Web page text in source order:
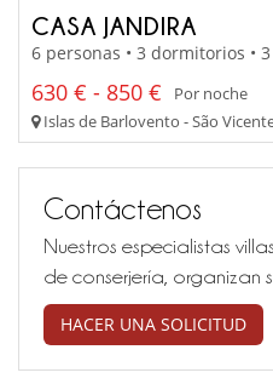
CASA JANDIRA
6 personas • 3 dormitorios •
630 € - 850 €
Por noche
Islas de Barlovento - São
Contáctenos
Nuestros especialistas
de conserjería, organizan
HACER UNA SOLICITUD